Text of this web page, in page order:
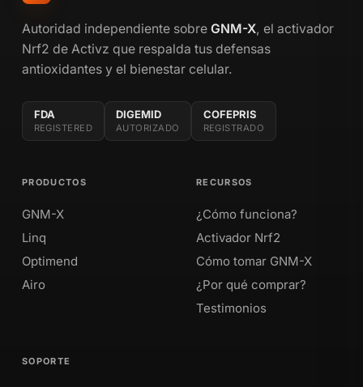
Autoridad independiente sobre GNM-X, el activador
Nrf2 de Activz que respalda tus defensas
antioxidantes y el bienestar celular.
FDA
REGISTERED
DIGEMID
AUTORIZADO
COFEPRIS
REGISTRADO
PRODUCTOS
GNM-X
Linq
Optimend
Airo
RECURSOS
¿Cómo funciona?
Activador Nrf2
Cómo tomar GNM-X
¿Por qué comprar?
Testimonios
SOPORTE